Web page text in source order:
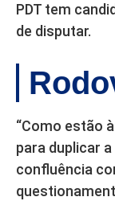
PDT tem
de disputar.
“Como estão
para duplicar
confluência